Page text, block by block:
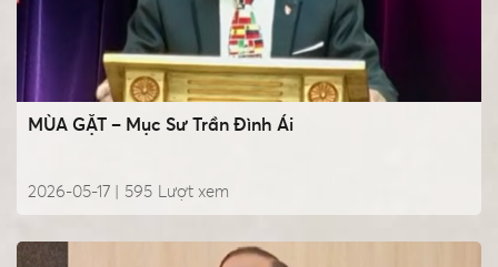
MÙA GẶT – Mục Sư Trần Đình Ái
2026-05-17 | Lượt xem
595